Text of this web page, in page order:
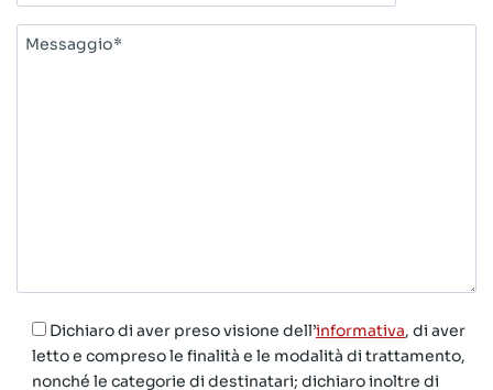
Messaggio*
Dichiaro di aver preso visione dell’informativa, di aver
letto e compreso le finalità e le modalità di trattamento,
nonché le categorie di destinatari; dichiaro inoltre di